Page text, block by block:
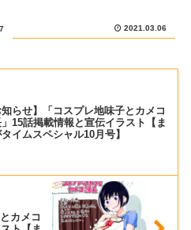
る虎太郎の身に起こった事とは…
2021.03.06
知らせ】「コスプレ地味子とカメコ
15話掲載情報と宣伝イラスト【ま
イムスペシャル10月号】
カメコ